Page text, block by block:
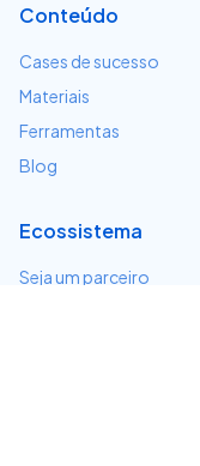
Conteúdo
Cases de sucesso
Materiais
Ferramentas
Blog
Ecossistema
Seja um parceiro